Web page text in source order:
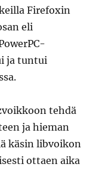
Firefoxin
eli
ja tuntui
tehdä
ja hieman
käsin libvoikon
ottaen aika